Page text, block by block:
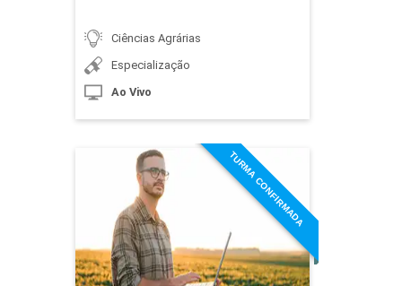
Ciências Agrárias
Especialização
Ao Vivo
TURMA CONFIRMADA
Gestão de Agronegócio
Detalhes do curso
Ir para Inscrição